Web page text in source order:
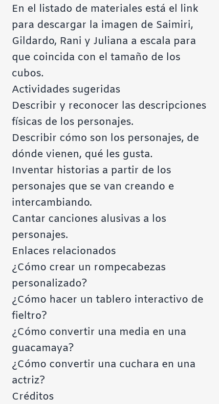
En el listado de materiales está el link
para descargar la imagen de Saimiri,
Gildardo, Rani y Juliana a escala para
que coincida con el tamaño de los
cubos.
Actividades sugeridas
Describir y reconocer las descripciones
físicas de los personajes.
Describir cómo son los personajes, de
dónde vienen, qué les gusta.
Inventar historias a partir de los
personajes que se van creando e
intercambiando.
Cantar canciones alusivas a los
personajes.
Enlaces relacionados
¿Cómo crear un rompecabezas
personalizado?
¿Cómo hacer un tablero interactivo de
fieltro?
¿Cómo convertir una media en una
guacamaya?
¿Cómo convertir una cuchara en una
actriz?
Créditos